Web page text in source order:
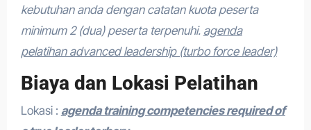
kebutuhan anda dengan catatan kuota peserta
minimum 2 (dua) peserta terpenuhi. agenda
pelatihan advanced leadership (turbo force leader)
Biaya dan Lokasi Pelatihan
Lokasi : agenda training competencies required of